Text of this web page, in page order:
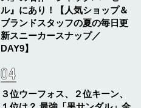
ル』にあり！【人気ショップ＆
ブランドスタッフの夏の毎日更
新スニーカースナップ／
DAY9】
３位ウーフォス、２位キーン、